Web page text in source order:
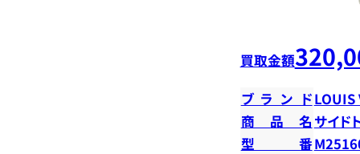
買取金額
ブランドLOUIS
商品名 サイド
型番